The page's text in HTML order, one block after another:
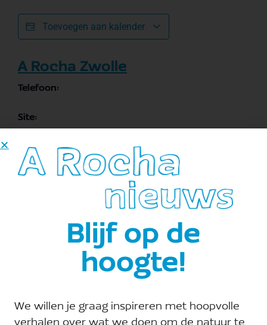
Toevoegen aan kalender
A Rocha Zwolle
Telefoon:
Site:
E-mail:
zwolle@arocha.org
Blijf op de
hoogte!
We willen je graag inspireren met hoopvolle